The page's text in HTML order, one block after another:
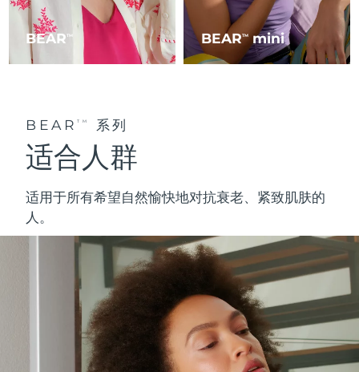
BEARTM BEARTMmini
BEARTM 系列
适合人群
适用于所有希望自然愉快地对抗衰老、紧致肌肤的
人。